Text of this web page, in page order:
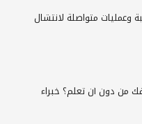
وعمليات متواصلة لانتشال
من دون أن تعلم؟ خبراء